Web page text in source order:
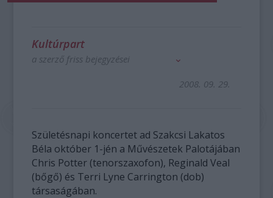
Kultúrpart
a szerző friss bejegyzései
2008. 09. 29.
Születésnapi koncertet ad Szakcsi Lakatos
Béla október 1-jén a Művészetek Palotájában
Chris Potter (tenorszaxofon), Reginald Veal
(bőgő) és Terri Lyne Carrington (dob)
társaságában.